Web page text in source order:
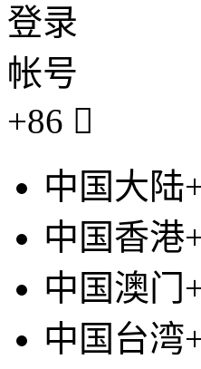
登录
帐号
+86 
中国大陆
中国香港
中国澳门
中国台湾